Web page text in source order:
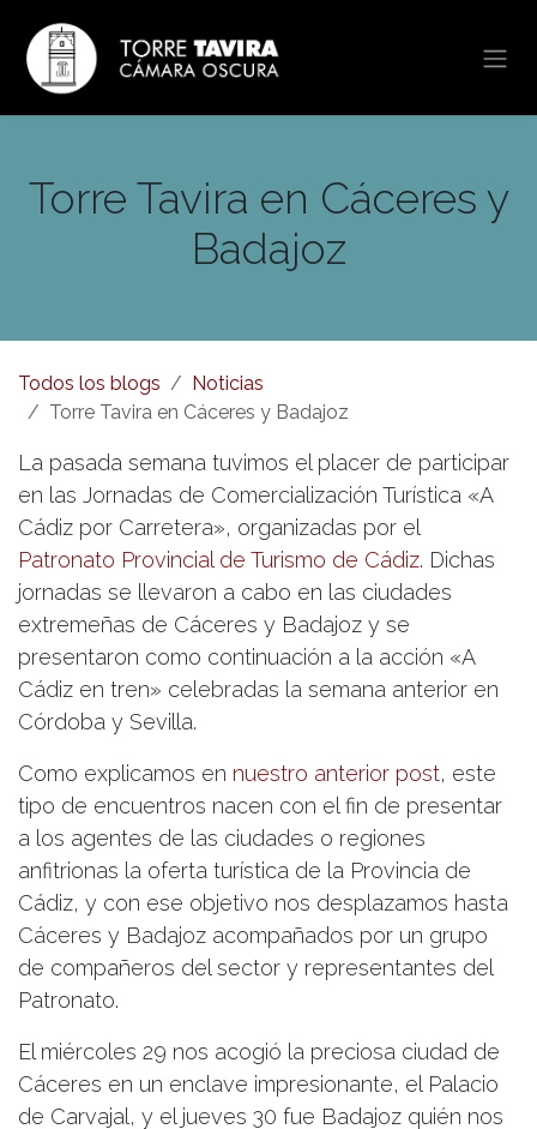
Torre Tavira en Cáceres y
Badajoz
Todos los blogs
Noticias
Torre Tavira en Cáceres y Badajoz
La pasada semana tuvimos el placer de participar
en las Jornadas de Comercialización Turística «A
Cádiz por Carretera», organizadas por el
Patronato Provincial de Turismo de Cádiz. Dichas
jornadas se llevaron a cabo en las ciudades
extremeñas de Cáceres y Badajoz y se
presentaron como continuación a la acción «A
Cádiz en tren» celebradas la semana anterior en
Córdoba y Sevilla.
Como explicamos en nuestro anterior post, este
tipo de encuentros nacen con el fin de presentar
a los agentes de las ciudades o regiones
anfitrionas la oferta turística de la Provincia de
Cádiz, y con ese objetivo nos desplazamos hasta
Cáceres y Badajoz acompañados por un grupo
de compañeros del sector y representantes del
Patronato.
El miércoles 29 nos acogió la preciosa ciudad de
Cáceres en un enclave impresionante, el Palacio
de Carvajal, y el jueves 30 fue Badajoz quién nos